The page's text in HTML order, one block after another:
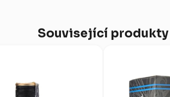
Související produkty